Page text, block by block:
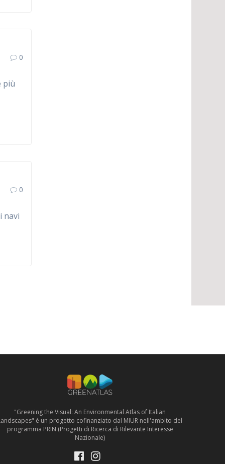
0
più
0
navi
"Greening the Visual: An Environmental Atlas of Italian
è un progetto cofinanziato dal MIUR nell'ambito del
programma PRIN (Progetti di Ricerca di Rilevante Interesse
Nazionale)